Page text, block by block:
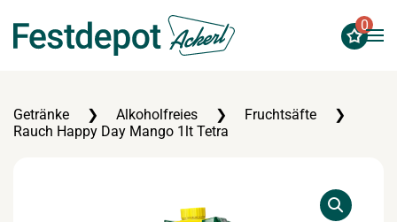
Zum Hauptinhalt springen
0
Getränke Alkoholfreies
Fruchtsäfte
Rauch Happy Day Mango 1lt Tetra